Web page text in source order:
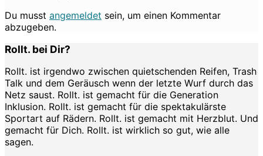
Du musst angemeldet sein, um einen Kommentar
abzugeben.
Rollt. bei Dir?
Rollt. ist irgendwo zwischen quietschenden Reifen, Trash
Talk und dem Geräusch wenn der letzte Wurf durch das
Netz saust. Rollt. ist gemacht für die Generation
Inklusion. Rollt. ist gemacht für die spektakulärste
Sportart auf Rädern. Rollt. ist gemacht mit Herzblut. Und
gemacht für Dich. Rollt. ist wirklich so gut, wie alle
sagen.